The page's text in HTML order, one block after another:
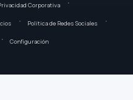
Corporativa
Política de Redes Sociales
Configuración